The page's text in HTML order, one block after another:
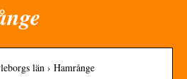
län › Hamrånge